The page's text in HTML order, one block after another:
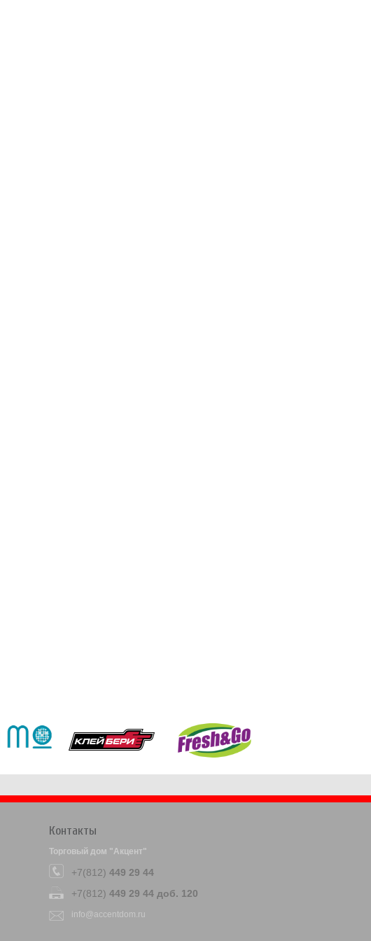
Контакты
Торговый дом "Акцент"
+7(812)449 29 44
+7(812)449 29 44 доб. 120
info@accentdom.ru